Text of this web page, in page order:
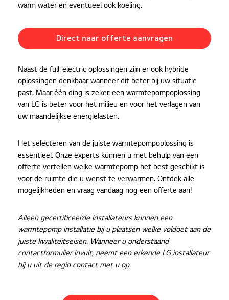
warm water en eventueel ook koeling.
Direct naar offerte aanvragen
Naast de full-electric oplossingen zijn er ook hybride
oplossingen denkbaar wanneer dit beter bij uw situatie
past. Maar één ding is zeker: een warmtepompoplossing
van LG is beter voor het milieu en voor het verlagen van
uw maandelijkse energielasten.
Het selecteren van de juiste warmtepompoplossing is
essentieel. Onze experts kunnen u met behulp van een
offerte vertellen welke warmtepomp het best geschikt is
voor de ruimte die u wenst te verwarmen. Ontdek alle
mogelijkheden en vraag vandaag nog een offerte aan!
Alleen gecertificeerde installateurs kunnen een
warmtepomp installatie bij u plaatsen welke voldoet aan de
juiste kwaliteitseisen. Wanneer u onderstaand
contactformulier invult, neemt een erkende LG installateur
bij u uit de regio contact met u op.